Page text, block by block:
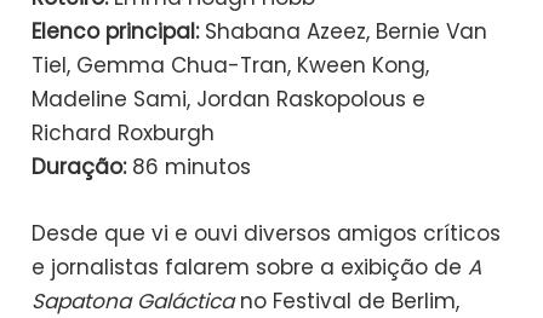
Elenco principal:Shabana Azeez, Bernie Van
Tiel, Gemma Chua-Tran, Kween Kong,
Madeline Sami, Jordan Raskopolous e
Richard Roxburgh
Duração:86 minutos
Desde que vi e ouvi diversos amigos críticos
e jornalistas falarem sobre a exibição deA
Sapatona Galácticano Festival de Berlim,